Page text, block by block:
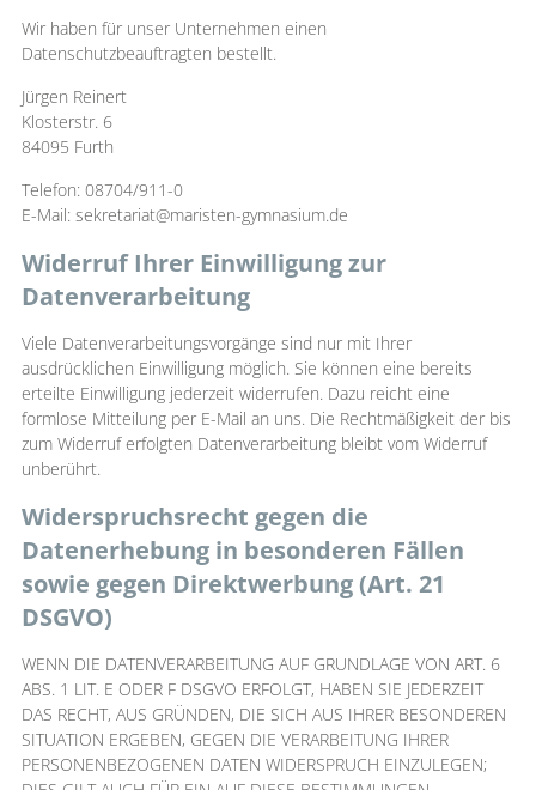
Wir haben für unser Unternehmen einen
Datenschutzbeauftragten bestellt.
Jürgen Reinert
Klosterstr. 6
84095 Furth
Telefon: 08704/911-0
E-Mail: sekretariat@maristen-gymnasium.de
Widerruf Ihrer Einwilligung zur
Datenverarbeitung
Viele Datenverarbeitungsvorgänge sind nur mit Ihrer
ausdrücklichen Einwilligung möglich. Sie können eine bereits
erteilte Einwilligung jederzeit widerrufen. Dazu reicht eine
formlose Mitteilung per E-Mail an uns. Die Rechtmäßigkeit der bis
zum Widerruf erfolgten Datenverarbeitung bleibt vom Widerruf
unberührt.
Widerspruchsrecht gegen die
Datenerhebung in besonderen Fällen
sowie gegen Direktwerbung (Art. 21
DSGVO)
WENN DIE DATENVERARBEITUNG AUF GRUNDLAGE VON ART. 6
ABS. 1 LIT. E ODER F DSGVO ERFOLGT, HABEN SIE JEDERZEIT
DAS RECHT, AUS GRÜNDEN, DIE SICH AUS IHRER BESONDEREN
SITUATION ERGEBEN, GEGEN DIE VERARBEITUNG IHRER
PERSONENBEZOGENEN DATEN WIDERSPRUCH EINZULEGEN;